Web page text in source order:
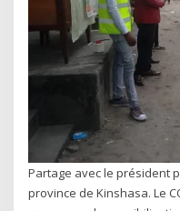
Partage avec le président
province de Kinshasa. Le